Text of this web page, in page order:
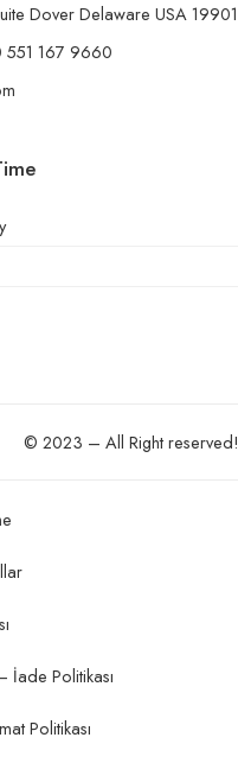
Dover Delaware USA 19901
167 9660
© 2023 – All Right reserved!
Politikası
Politikası